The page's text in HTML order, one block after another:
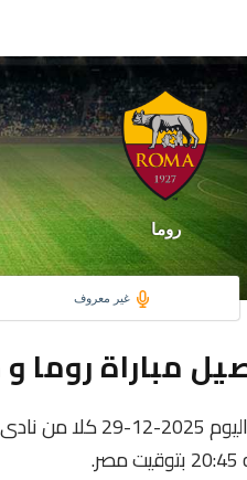
روما
غير معروف
مباراة روما
يلتقى اليوم